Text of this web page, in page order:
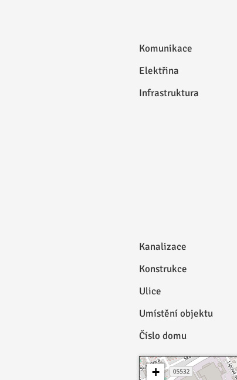
Komunikace
Elektřina
Infrastruktura
Kanalizace
Konstrukce
Ulice
Umístění objektu
Číslo domu
+